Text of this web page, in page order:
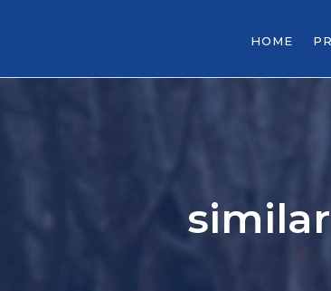
HOME